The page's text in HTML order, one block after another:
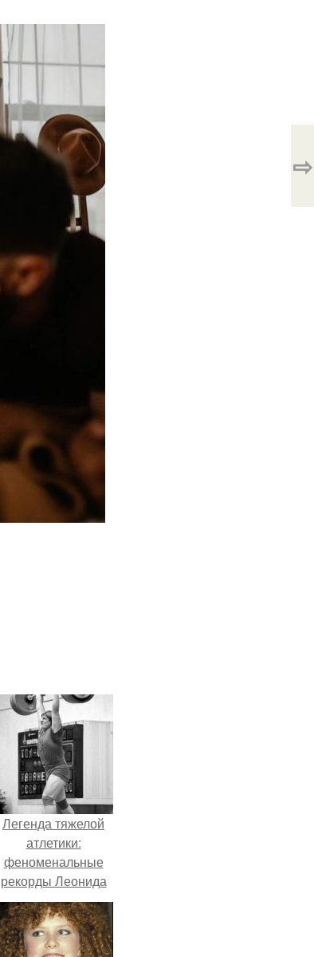
⇨
Легенда тяжелой
атлетики:
феноменальные
рекорды Леонида
Тараненко.